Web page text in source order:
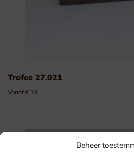
Beheer
Trofee 27.021
Vanaf € 14